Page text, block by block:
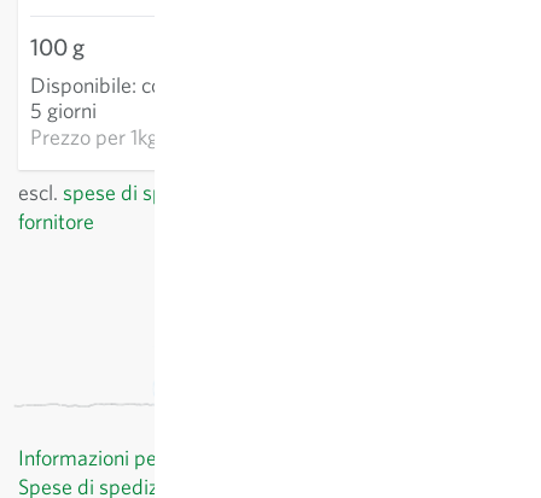
100 g
Disponibile: consegna 3-
5 giorni
Prezzo per1kg: 248,78 €
escl. spese di spedizione
fornitore
Informazioni per il cliente
Spese di spedizione